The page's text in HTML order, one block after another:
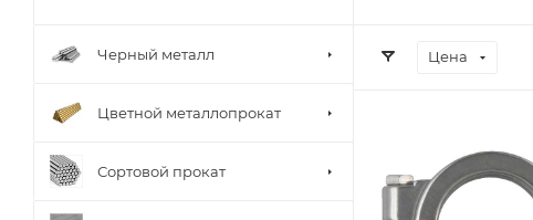
Цена
Черный металл
Цветной металлопрокат
Сортовой прокат